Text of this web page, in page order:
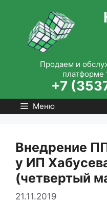
содержимому
Продаем и
платформе
+7
Меню
Внедрение
у ИП
(четвертый
21.11.2019